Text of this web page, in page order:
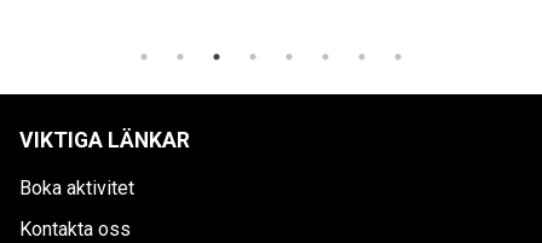
VIKTIGA LÄNKAR
Boka aktivitet
Kontakta oss